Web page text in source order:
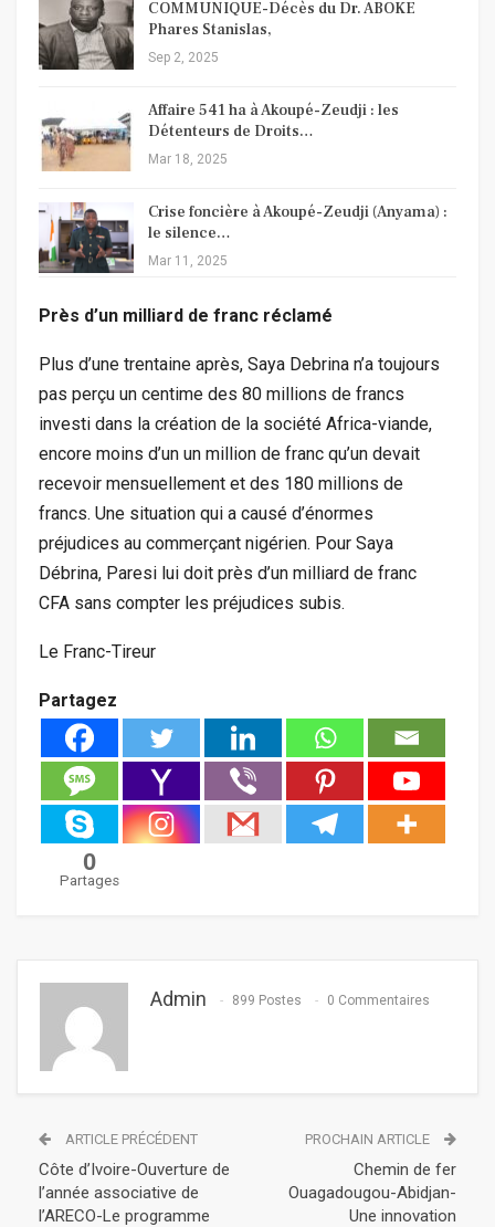
COMMUNIQUE-Décès du Dr. ABOKE
Phares Stanislas,
Sep 2, 2025
Affaire 541 ha à Akoupé-Zeudji : les
Détenteurs de Droits…
Mar 18, 2025
Crise foncière à Akoupé-Zeudji (Anyama) :
le silence…
Mar 11, 2025
Près d’un milliard de franc réclamé
Plus d’une trentaine après, Saya Debrina n’a toujours
pas perçu un centime des 80 millions de francs
investi dans la création de la société Africa-viande,
encore moins d’un un million de franc qu’un devait
recevoir mensuellement et des 180 millions de
francs. Une situation qui a causé d’énormes
préjudices au commerçant nigérien. Pour Saya
Débrina, Paresi lui doit près d’un milliard de franc
CFA sans compter les préjudices subis.
Le Franc-Tireur
Partagez
0
Partages
Admin 899 Postes 0 Commentaires
ARTICLE PRÉCÉDENT
Côte d’Ivoire-Ouverture de
l’année associative de
l’ARECO-Le programme
PROCHAIN ARTICLE
Chemin de fer
Ouagadougou-Abidjan-
Une innovation